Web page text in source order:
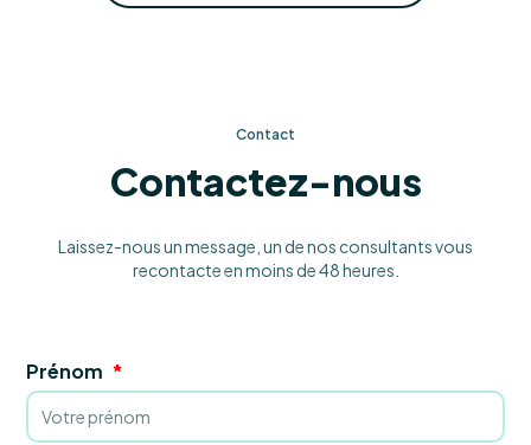
Contact
Contactez-nous
Laissez-nous un message, un de nos consultants vous
recontacte en moins de 48 heures.
Prénom